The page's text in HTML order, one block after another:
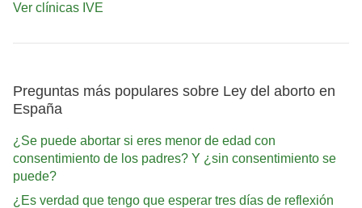
Ver clínicas IVE
Preguntas más populares sobre Ley del aborto en
España
¿Se puede abortar si eres menor de edad con
consentimiento de los padres? Y ¿sin consentimiento se
puede?
¿Es verdad que tengo que esperar tres días de reflexión